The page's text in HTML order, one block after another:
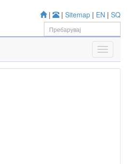
| | Sitemap | EN | SQ